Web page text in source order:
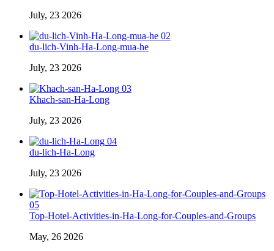
July, 23 2026
02
du-lich-Vinh-Ha-Long-mua-he
July, 23 2026
03
Khach-san-Ha-Long
July, 23 2026
04
du-lich-Ha-Long
July, 23 2026
05
Top-Hotel-Activities-in-Ha-Long-for-Couples-and-Groups
May, 26 2026